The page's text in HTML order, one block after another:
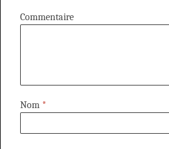
Commentaire
Nom *